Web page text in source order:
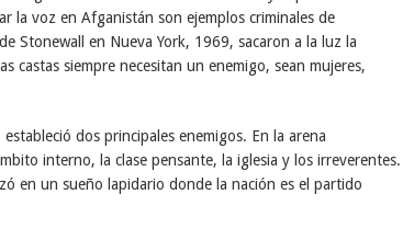
la voz en Afganistán son ejemplos criminales de
Stonewall en Nueva York, 1969, sacaron a la luz la
castas siempre necesitan un enemigo, sean mujeres,
dos principales enemigos. En la arena
interno, la clase pensante, la iglesia y los irreverentes.
en un sueño lapidario donde la nación es el partido